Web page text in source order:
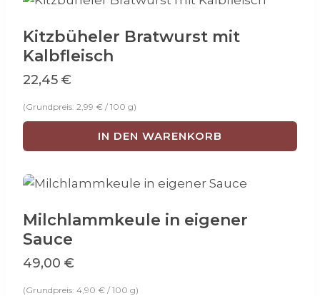
Kitzbüheler Bratwurst mit
Kalbfleisch
22,45 €
(Grundpreis: 2,99 € / 100 g)
IN DEN WARENKORB
Milchlammkeule in eigener
Sauce
49,00 €
(Grundpreis: 4,90 € / 100 g)